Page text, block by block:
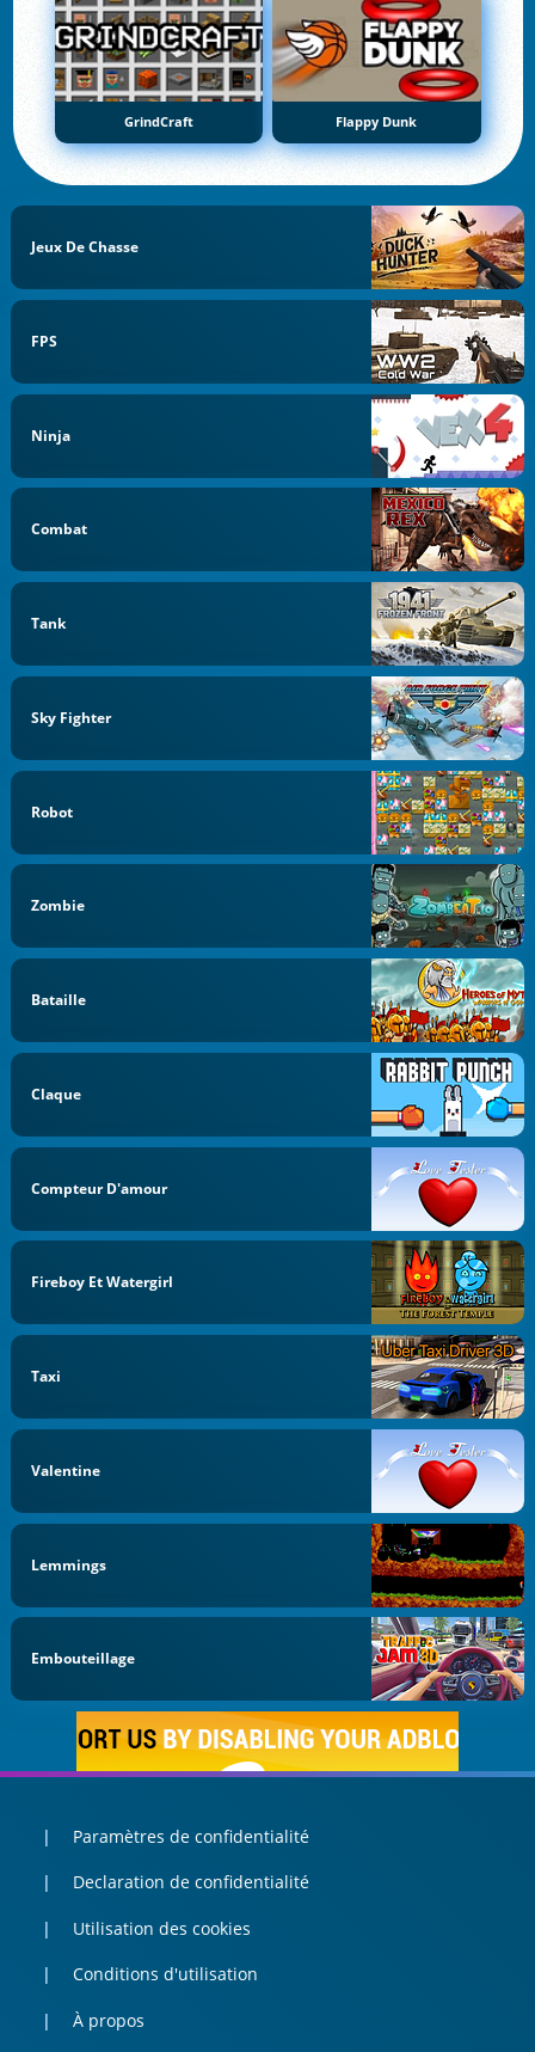
GrindCraft Flappy Dunk
Jeux De Chasse
FPS
Ninja
Combat
Tank
Sky Fighter
Robot
Zombie
Bataille
Claque
Compteur D'amour
Fireboy Et Watergirl
Taxi
Valentine
Lemmings
Embouteillage
Paramètres de confidentialité
Declaration de confidentialité
Utilisation des cookies
Conditions d'utilisation
À propos